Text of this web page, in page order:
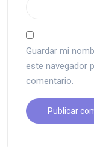
Guardar mi
este navegador
comentario.